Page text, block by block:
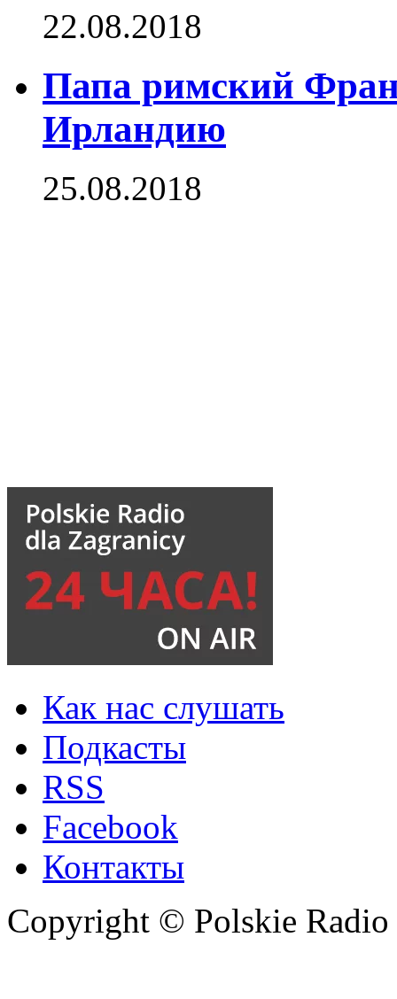
22.08.2018
Папа римский
Ирландию
25.08.2018
Как нас слушать
Подкасты
RSS
Facebook
Контакты
Copyright © Polskie